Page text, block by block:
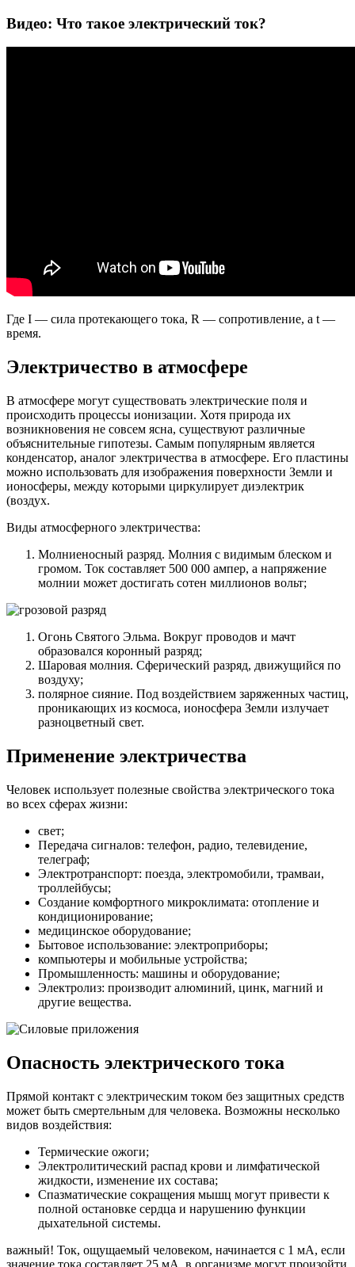
Видео: Что такое электрический ток?
Где I — сила протекающего тока, R — сопротивление, а t —
время.
Электричество в атмосфере
В атмосфере могут существовать электрические поля и
происходить процессы ионизации. Хотя природа их
возникновения не совсем ясна, существуют различные
объяснительные гипотезы. Самым популярным является
конденсатор, аналог электричества в атмосфере. Его пластины
можно использовать для изображения поверхности Земли и
ионосферы, между которыми циркулирует диэлектрик
(воздух.
Виды атмосферного электричества:
Молниеносный разряд. Молния с видимым блеском и
громом. Ток составляет 500 000 ампер, а напряжение
молнии может достигать сотен миллионов вольт;
Огонь Святого Эльма. Вокруг проводов и мачт
образовался коронный разряд;
Шаровая молния. Сферический разряд, движущийся по
воздуху;
полярное сияние. Под воздействием заряженных частиц,
проникающих из космоса, ионосфера Земли излучает
разноцветный свет.
Применение электричества
Человек использует полезные свойства электрического тока
во всех сферах жизни:
свет;
Передача сигналов: телефон, радио, телевидение,
телеграф;
Электротранспорт: поезда, электромобили, трамваи,
троллейбусы;
Создание комфортного микроклимата: отопление и
кондиционирование;
медицинское оборудование;
Бытовое использование: электроприборы;
компьютеры и мобильные устройства;
Промышленность: машины и оборудование;
Электролиз: производит алюминий, цинк, магний и
другие вещества.
Опасность электрического тока
Прямой контакт с электрическим током без защитных средств
может быть смертельным для человека. Возможны несколько
видов воздействия:
Термические ожоги;
Электролитический распад крови и лимфатической
жидкости, изменение их состава;
Спазматические сокращения мышц могут привести к
полной остановке сердца и нарушению функции
дыхательной системы.
важный! Ток, ощущаемый человеком, начинается с 1 мА, если
значение тока составляет 25 мА, в организме могут произойти